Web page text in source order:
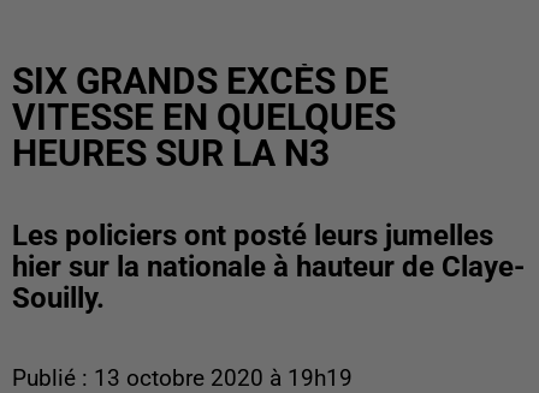
SIX GRANDS EXCÈS DE
VITESSE EN QUELQUES
HEURES SUR LA N3
Les policiers ont posté leurs jumelles
hier sur la nationale à hauteur de Claye-
Souilly.
Publié : 13 octobre 2020 à 19h19